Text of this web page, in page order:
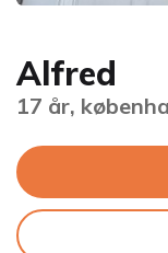
Alfred
17 år,